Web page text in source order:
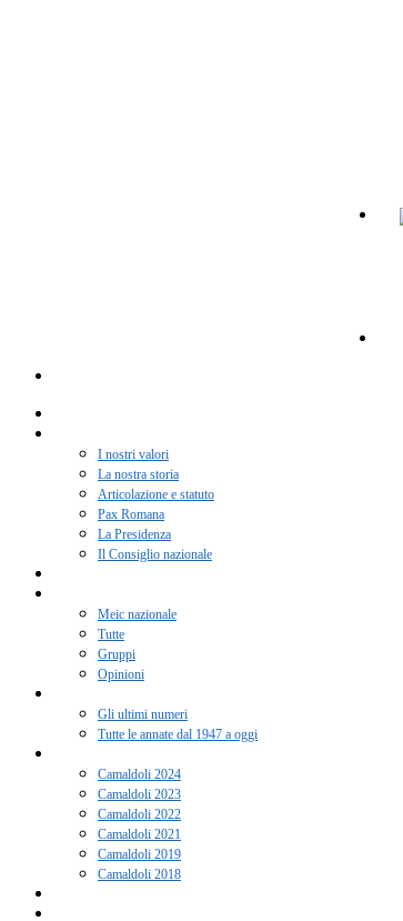
I nostri valori
La nostra storia
Articolazione e statuto
Pax Romana
La Presidenza
Il Consiglio nazionale
Meic nazionale
Tutte
Gruppi
Opinioni
Gli ultimi numeri
Tutte le annate dal 1947 a oggi
Camaldoli 2024
Camaldoli 2023
Camaldoli 2022
Camaldoli 2021
Camaldoli 2019
Camaldoli 2018